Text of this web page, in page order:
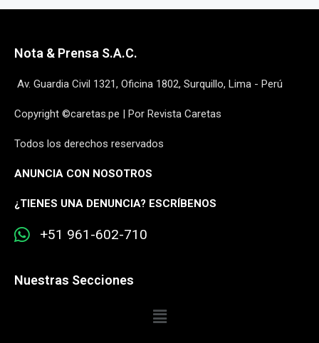
Nota & Prensa S.A.C.
Av. Guardia Civil 1321, Oficina 1802, Surquillo, Lima - Perú
Copyright ©caretas.pe | Por Revista Caretas
Todos los derechos reservados
ANUNCIA CON NOSOTROS
¿TIENES UNA DENUNCIA? ESCRÍBENOS
+51 961-602-710
Nuestras Secciones